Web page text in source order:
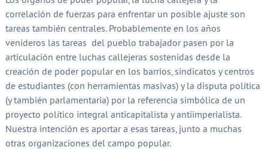
correlación de fuerzas para enfrentar un posible ajuste son
tareas también centrales. Probablemente en los años
venideros las tareas del pueblo trabajador pasen por la
articulación entre luchas callejeras sostenidas desde la
creación de poder popular en los barrios, sindicatos y centros
de estudiantes (con herramientas masivas) y la disputa política
(y también parlamentaria) por la referencia simbólica de un
proyecto político integral anticapitalista y antiimperialista.
Nuestra intención es aportar a esas tareas, junto a muchas
otras organizaciones del campo popular.